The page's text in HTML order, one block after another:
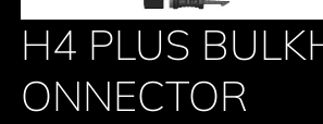
H4 PLUS
ONNECTOR